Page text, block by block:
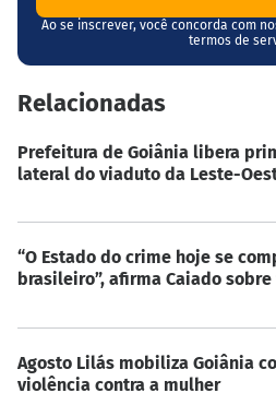
Ao se inscrever, você concorda com
termos de
Relacionadas
Prefeitura de Goiânia libera
lateral do viaduto da Leste-
“O Estado do crime hoje se
brasileiro”, afirma Caiado
Agosto Lilás mobiliza Goiânia
violência contra a mulher